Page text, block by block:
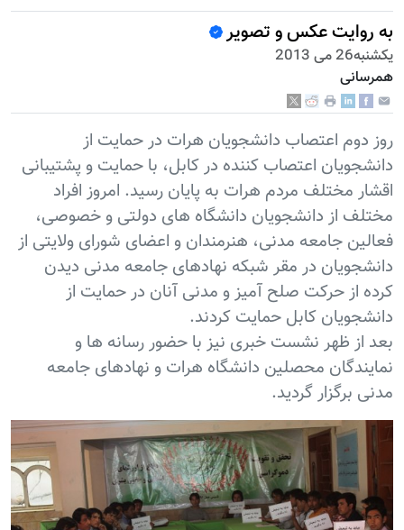
به روایت عکس و تصویر
يكشنبه26 می 2013
همرسانی
روز دوم اعتصاب دانشجویان هرات در حمایت از
دانشجویان اعتصاب کننده در کابل، با حمایت و پشتیبانی
اقشار مختلف مردم هرات به پایان رسید. امروز افراد
مختلف از دانشجویان دانشگاه های دولتی و خصوصی،
فعالین جامعه مدنی، هنرمندان و اعضای شورای ولایتی از
دانشجویان در مقر شبکه نهادهای جامعه مدنی دیدن
کرده از حرکت صلح آمیز و مدنی آنان در حمایت از
دانشجویان کابل حمایت کردند.
بعد از ظهر نشست خبری نیز با حضور رسانه ها و
نمایندگان محصلین دانشگاه هرات و نهادهای جامعه
مدنی برگزار گردید.